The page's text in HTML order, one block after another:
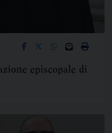
episcopale di